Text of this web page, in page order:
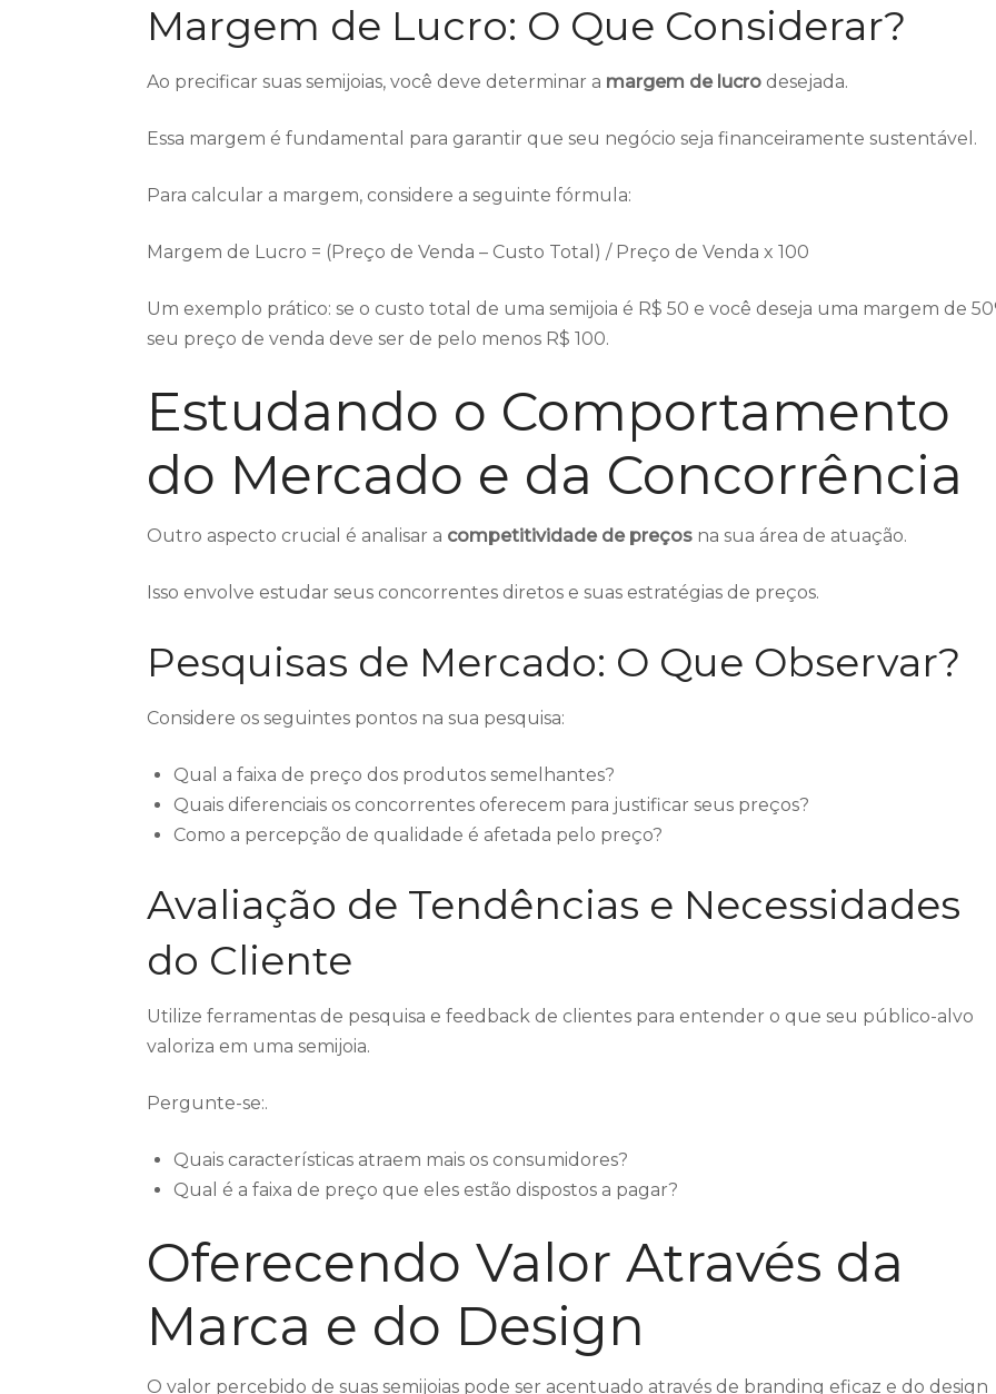
Margem de Lucro: O Que Considerar?
Ao precificar suas semijoias, você deve determinar a margem de lucro desejada.
Essa margem é fundamental para garantir que seu negócio seja financeiramente sustentável.
Para calcular a margem, considere a seguinte fórmula:
Margem de Lucro = (Preço de Venda – Custo Total) / Preço de Venda x 100
Um exemplo prático: se o custo total de uma semijoia é R$ 50 e você deseja uma margem de
seu preço de venda deve ser de pelo menos R$ 100.
Estudando o Comportamento
do Mercado e da Concorrência
Outro aspecto crucial é analisar a competitividade de preços na sua área de atuação.
Isso envolve estudar seus concorrentes diretos e suas estratégias de preços.
Pesquisas de Mercado: O Que Observar?
Considere os seguintes pontos na sua pesquisa:
Qual a faixa de preço dos produtos semelhantes?
Quais diferenciais os concorrentes oferecem para justificar seus preços?
Como a percepção de qualidade é afetada pelo preço?
Avaliação de Tendências e Necessidades
do Cliente
Utilize ferramentas de pesquisa e feedback de clientes para entender o que seu público-alvo
valoriza em uma semijoia.
Pergunte-se:.
Quais características atraem mais os consumidores?
Qual é a faixa de preço que eles estão dispostos a pagar?
Oferecendo Valor Através da
Marca e do Design
O valor percebido de suas semijoias pode ser acentuado através de branding eficaz e do design